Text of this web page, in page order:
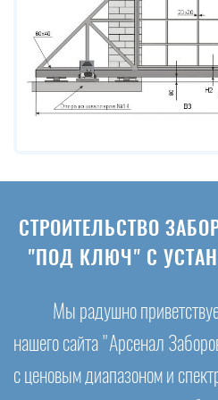
СТРОИТЕЛЬСТВО
"ПОД КЛЮЧ" С
Мы радушно
нашего сайта "Арсенал
с ценовым диапазоном и